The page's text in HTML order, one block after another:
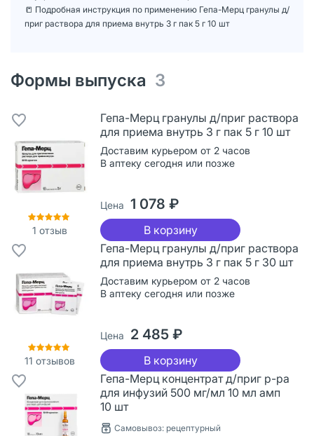
📒 Подробная инструкция по применению Гепа-Мерц гранулы д/
приг раствора для приема внутрь 3 г пак 5 г 10 шт
Формы выпуска 3
1 отзыв
Гепа-Мерц гранулы д/приг раствора
для приема внутрь 3 г пак 5 г 10 шт
Доставим курьером от 2 часов
В аптеку сегодня или позже
Цена 1 078 ₽
В корзину
11 отзывов
Гепа-Мерц гранулы д/приг раствора
для приема внутрь 3 г пак 5 г 30 шт
Доставим курьером от 2 часов
В аптеку сегодня или позже
Цена 2 485 ₽
В корзину
Гепа-Мерц концентрат д/приг р-ра
для инфузий 500 мг/мл 10 мл амп
10 шт
Самовывоз: рецептурный